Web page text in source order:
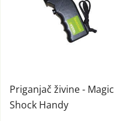
Priganjač živine - Magic
Shock Handy